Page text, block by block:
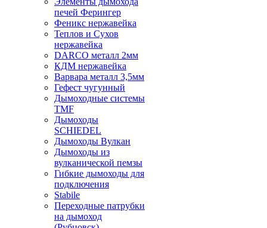
печей Ферингер
Феникс нержавейка
Теплов и Сухов
нержавейка
DARCO металл 2мм
КДМ нержавейка
Варвара металл 3,5мм
Гефест чугунный
Дымоходные системы
TMF
Дымоходы
SCHIEDEL
Дымоходы Вулкан
Дымоходы из
вулканической пемзы
Гибкие дымоходы для
подключения
Stabile
Переходные патрубки
на дымоход